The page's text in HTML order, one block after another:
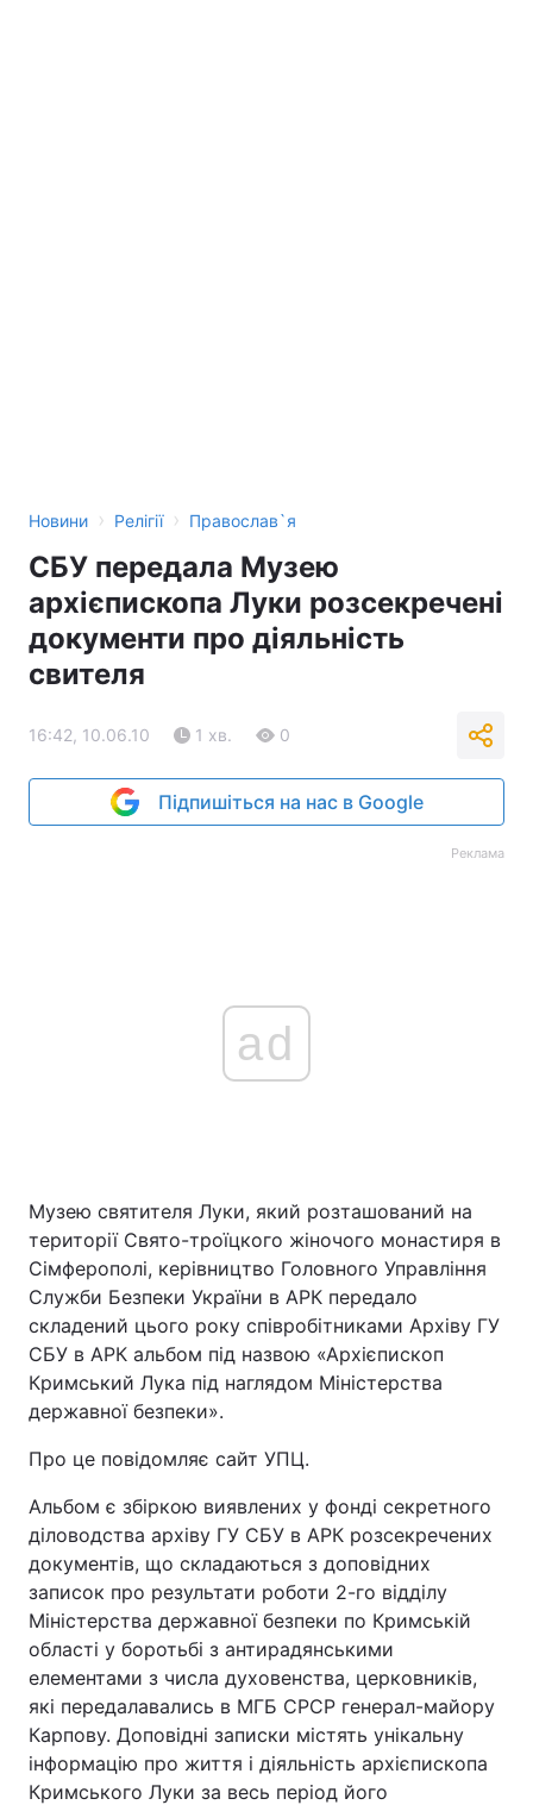
Новини › Релігії › Православ`я
СБУ передала Музею
архієпископа Луки розсекречені
документи про діяльність
свителя
16:42, 10.06.10 1 хв. 0
Підпишіться на нас в Google
Реклама
ad
Музею святителя Луки, який розташований на
території Свято-троїцкого жіночого монастиря в
Сімферополі, керівництво Головного Управління
Служби Безпеки України в АРК передало
складений цього року співробітниками Архіву ГУ
СБУ в АРК альбом під назвою «Архієпископ
Кримський Лука під наглядом Міністерства
державної безпеки».
Про це повідомляє сайт УПЦ.
Альбом є збіркою виявлених у фонді секретного
діловодства архіву ГУ СБУ в АРК розсекречених
документів, що складаються з доповідних
записок про результати роботи 2-го відділу
Міністерства державної безпеки по Кримській
області у боротьбі з антирадянськими
елементами з числа духовенства, церковників,
які передалавались в МГБ СРСР генерал-майору
Карпову. Доповідні записки містять унікальну
інформацію про життя і діяльність архієпископа
Кримського Луки за весь період його